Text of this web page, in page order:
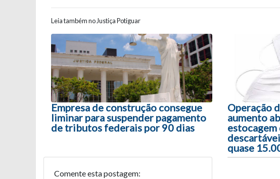
Leia também no Justiça Potiguar
Navegação entre posts
Empresa de construção consegue
liminar para suspender pagamento
de tributos federais por 90 dias
Operação
aumento
estocagem
quase
Comente esta postagem: